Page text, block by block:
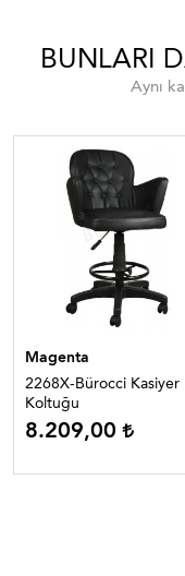
BUNLARI
Aynı
Magenta
2268X-Bürocci Kasiyer
Koltuğu
8.209,00